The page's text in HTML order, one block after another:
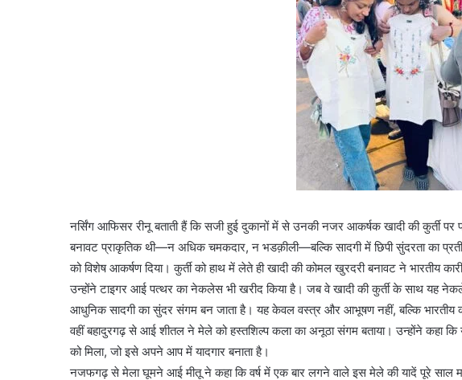
नर्सिंग आफिसर रीनू बताती हैं कि सजी हुई दुकानों में से उनकी नजर आकर्षक खादी की कुर्ती
बनावट प्राकृतिक थी—न अधिक चमकदार, न भडक़ीली—बल्कि सादगी में छिपी सुंदरता का
को विशेष आकर्षण दिया। कुर्ती को हाथ में लेते ही खादी की कोमल खुरदरी बनावट ने भारतीय
उन्होंने टाइगर आई पत्थर का नेकलेस भी खरीद किया है। जब वे खादी की कुर्ती के साथ यह
आधुनिक सादगी का सुंदर संगम बन जाता है। यह केवल वस्त्र और आभूषण नहीं, बल्कि
वहीं बहादुरगढ़ से आई शीतल ने मेले को हस्तशिल्प कला का अनूठा संगम बताया। उन्होंने कहा
को मिला, जो इसे अपने आप में यादगार बनाता है।
नजफगढ़ से मेला घूमने आई मीतू ने कहा कि वर्ष में एक बार लगने वाले इस मेले की यादें पूरे